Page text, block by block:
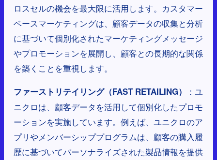
ロスセルの機会を最大限に活用します。カスタマー
ベースマーケティングは、顧客データの収集と分析
に基づいて個別化されたマーケティングメッセージ
やプロモーションを展開し、顧客との長期的な関係
を築くことを重視します。
ファーストリテイリング（FAST RETAILING）
：ユ
ニクロは、顧客データを活用して個別化したプロモ
ーションを実施しています。例えば、ユニクロのア
プリやメンバーシッププログラムは、顧客の購入履
歴に基づいてパーソナライズされた製品情報を提供